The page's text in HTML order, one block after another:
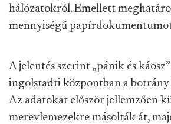
hálózatokról. Emellett
mennyiségű
A jelentés szerint „pánik és
ingolstadti központban a
Az adatokat először jellemzően
merevlemezekre másolták át,